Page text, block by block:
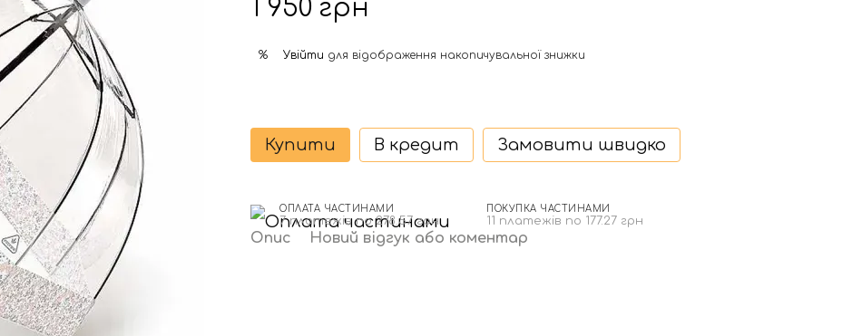
1 950 грн
% Увійти для відображення накопичувальної знижки
Купити В кредит Замовити швидко
ОПЛАТА ЧАСТИНАМИ
7 платежів по 278.57 грн
ПОКУПКА ЧАСТИНАМИ
11 платежів по 177.27 грн
Опис Новий відгук або коментар